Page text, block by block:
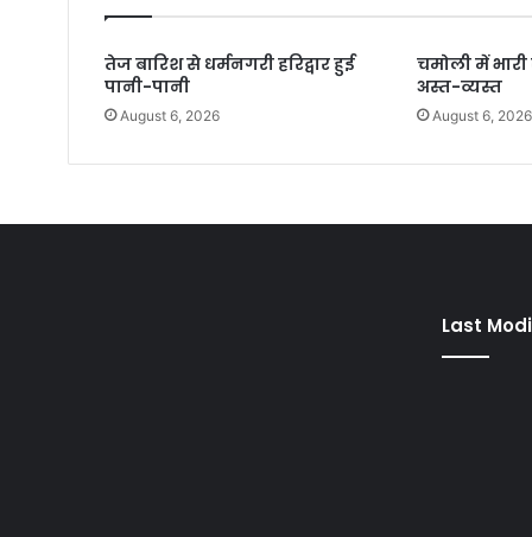
तेज बारिश से धर्मनगरी हरिद्वार हुई
पानी-पानी
August 6, 2026
चमोली में
अस्त-व्यस्त
August 6, 2026
Last